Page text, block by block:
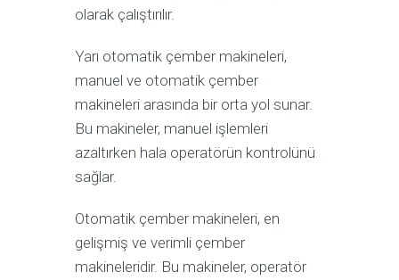
olarak çalıştırılır.
Yarı otomatik çember makineleri,
manuel ve otomatik çember
makineleri arasında bir orta yol sunar.
Bu makineler, manuel işlemleri
azaltırken hala operatörün kontrolünü
sağlar.
Otomatik çember makineleri, en
gelişmiş ve verimli çember
makineleridir. Bu makineler, operatör